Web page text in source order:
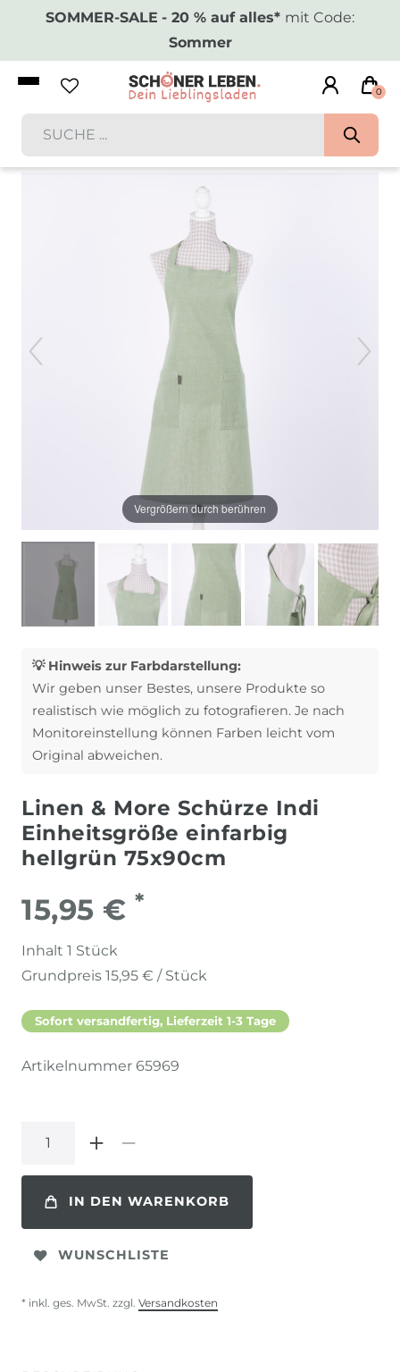
SOMMER-SALE - 20 % auf alles* mit Code:
Sommer
0
Vergrößern durch berühren
💡 Hinweis zur Farbdarstellung:
Wir geben unser Bestes, unsere Produkte so
realistisch wie möglich zu fotografieren. Je nach
Monitoreinstellung können Farben leicht vom
Original abweichen.
Linen & More Schürze Indi
Einheitsgröße einfarbig
hellgrün 75x90cm
15,95 € *
Inhalt 1 Stück
Grundpreis 15,95 € / Stück
Sofort versandfertig, Lieferzeit 1-3 Tage
Artikelnummer 65969
IN DEN WARENKORB
WUNSCHLISTE
* inkl. ges. MwSt. zzgl. Versandkosten